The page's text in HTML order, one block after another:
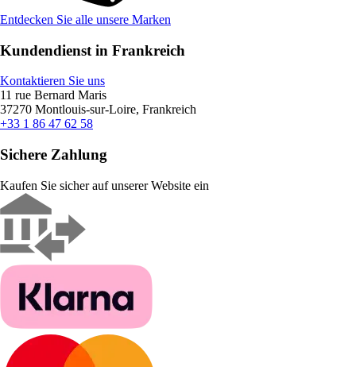
Entdecken Sie alle unsere Marken
Kundendienst in Frankreich
Kontaktieren Sie uns
11 rue Bernard Maris
37270 Montlouis-sur-Loire, Frankreich
+33 1 86 47 62 58
Sichere Zahlung
Kaufen Sie sicher auf unserer Website ein